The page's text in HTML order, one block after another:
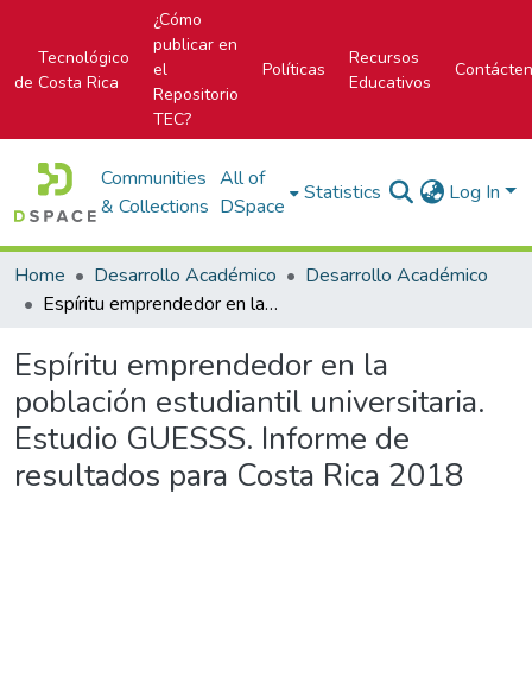
Tecnológico
de Costa Rica
¿Cómo
publicar en
el
Repositorio
TEC?
Políticas
Recursos
Educativos
Communities
& Collections
All of
DSpace
Statistics Log In
Home Desarrollo Académico
Desarrollo Académico
Espíritu emprendedor en la población estudiantil universitaria. Estudio GUESSS. Informe de resultados para Costa Rica 2018
Espíritu emprendedor en la
población estudiantil universitaria.
Estudio GUESSS. Informe de
resultados para Costa Rica 2018